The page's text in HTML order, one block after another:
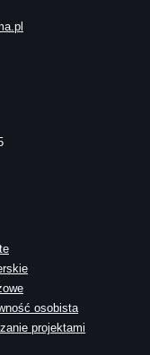
osobista
projektami